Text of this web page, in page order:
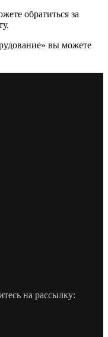
обратиться за
вы можете
на рассылку: